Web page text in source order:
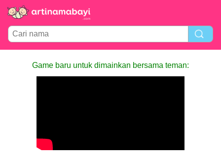
Game baru untuk dimainkan bersama teman: